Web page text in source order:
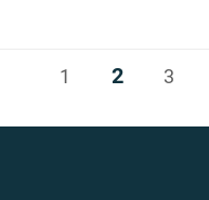
1 2 3